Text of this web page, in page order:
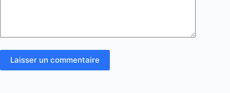
Laisser un commentaire